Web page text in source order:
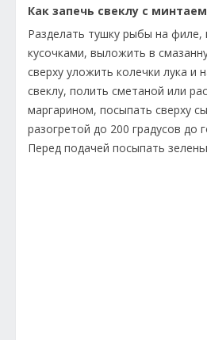
Как запечь свеклу с
Разделать тушку рыбы на филе,
кусочками, выложить в
сверху уложить колечки лука и
свеклу, полить сметаной или
маргарином, посыпать сверху
разогретой до 200 градусов до
Перед подачей посыпать